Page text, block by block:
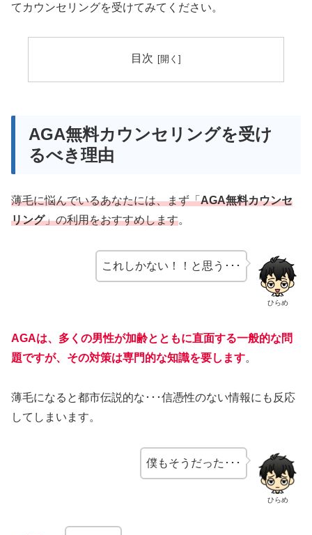
てカウンセリングを受けてみてください。
目次
AGA無料カウンセリングを受け
るべき理由
薄毛に悩んでいるあなたには、まず「AGA無料カウンセ
リング」の利用をおすすめします。
ひらめ
これしかない！！と思う･･･
AGAは、多くの男性が加齢とともに直面する一般的な問
題ですが、その対策は専門的な知識を要します。
薄毛になると都市伝説的な･･･信憑性のない情報にも反応
してしまいます。
ひらめ
僕もそうだった･･･